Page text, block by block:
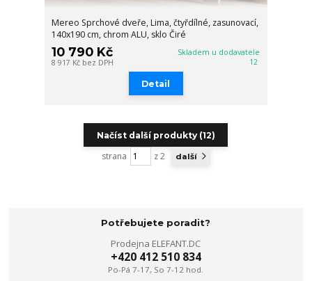
Mereo Sprchové dveře, Lima, čtyřdílné, zasunovací,
140x190 cm, chrom ALU, sklo Čiré
10 790 Kč
8 917 Kč bez DPH
Skladem u dodavatele
12
Detail
Načíst další produkty (12)
strana z 2 další
Potřebujete poradit?
Prodejna ELEFANT.DC
+420 412 510 834
Po-Pá 7-17, So 7-12 hod.